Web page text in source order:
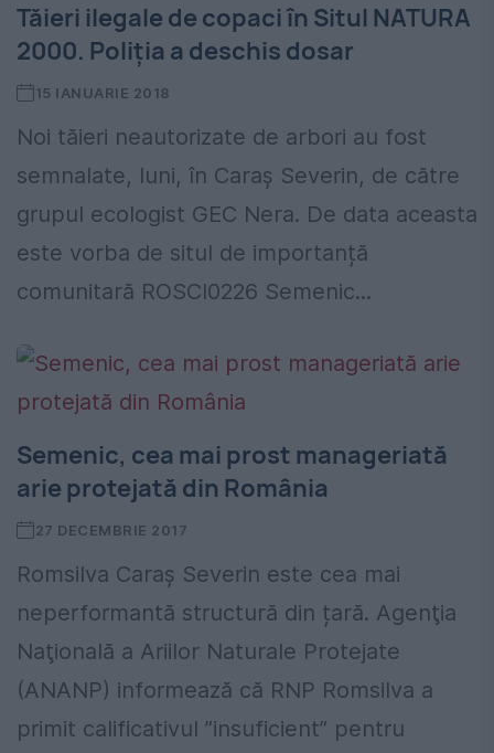
Tăieri ilegale de copaci în Situl NATURA
2000. Poliția a deschis dosar
15 IANUARIE 2018
Noi tăieri neautorizate de arbori au fost
semnalate, luni, în Caraș Severin, de către
grupul ecologist GEC Nera. De data aceasta
este vorba de situl de importanță
comunitară ROSCI0226 Semenic...
Semenic, cea mai prost manageriată
arie protejată din România
27 DECEMBRIE 2017
Romsilva Caraș Severin este cea mai
neperformantă structură din țară. Agenţia
Naţională a Ariilor Naturale Protejate
(ANANP) informează că RNP Romsilva a
primit calificativul ”insuficient” pentru